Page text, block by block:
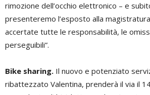
rimozione dell’occhio elettronico – e
presenteremo l’esposto alla
accertate tutte le responsabilità, le
perseguibili”.
Bike sharing. Il nuovo e potenziato
ribattezzato Valentina, prenderà il via il